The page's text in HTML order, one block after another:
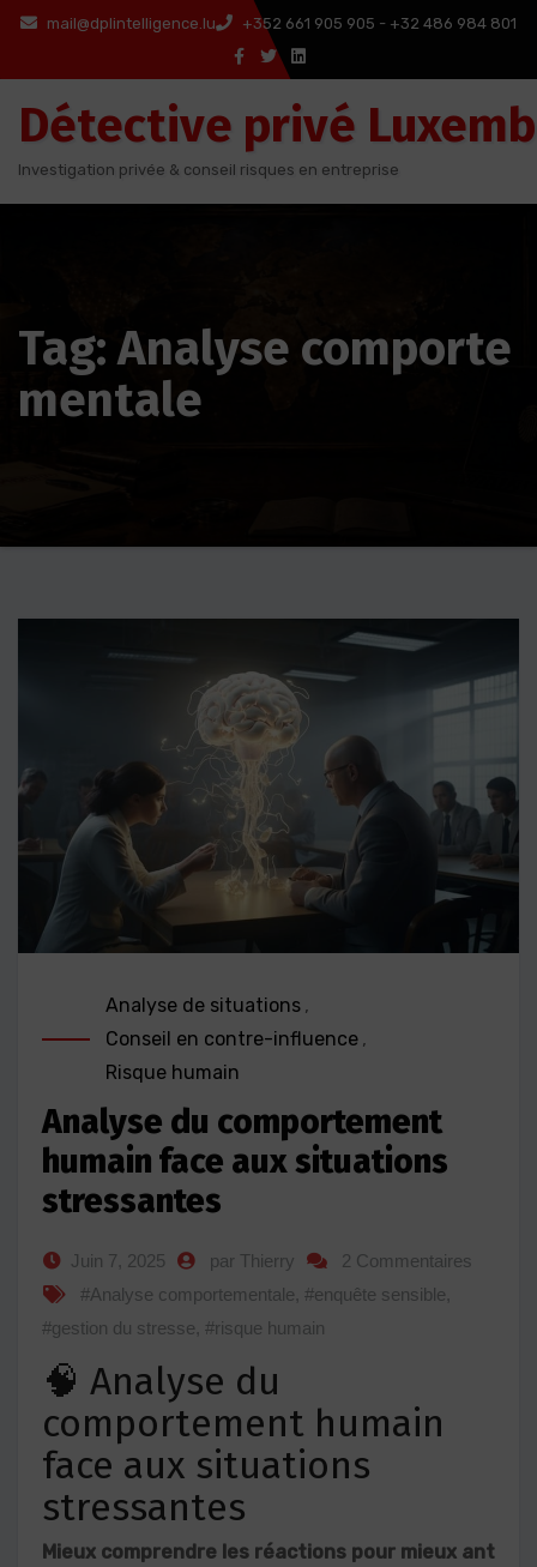
Aller
contenu
mail@dplintelligence.lu +352 661 905 905 - +32 486 984 801
Détective privé
Investigation privée & conseil risques en entreprise
Tag: Analyse comporte
mentale
Analyse de situations ,
Conseil en contre-influence ,
Risque humain
Analyse du comportement
humain face aux situations
stressantes
Juin 7, 2025 par Thierry
2 Commentaires
#Analyse comportementale, #enquête sensible,
#gestion du stresse, #risque humain
🧠 Analyse du
comportement humain
face aux situations
stressantes
Mieux comprendre les réactions pour mieux ant